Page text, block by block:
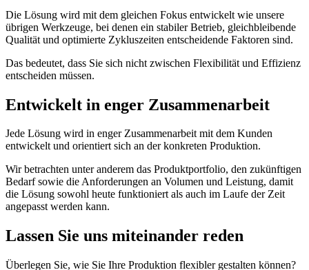
Die Lösung wird mit dem gleichen Fokus entwickelt wie unsere
übrigen Werkzeuge, bei denen ein stabiler Betrieb, gleichbleibende
Qualität und optimierte Zykluszeiten entscheidende Faktoren sind.
Das bedeutet, dass Sie sich nicht zwischen Flexibilität und Effizienz
entscheiden müssen.
Entwickelt in enger Zusammenarbeit
Jede Lösung wird in enger Zusammenarbeit mit dem Kunden
entwickelt und orientiert sich an der konkreten Produktion.
Wir betrachten unter anderem das Produktportfolio, den zukünftigen
Bedarf sowie die Anforderungen an Volumen und Leistung, damit
die Lösung sowohl heute funktioniert als auch im Laufe der Zeit
angepasst werden kann.
Lassen Sie uns miteinander reden
Überlegen Sie, wie Sie Ihre Produktion flexibler gestalten können?